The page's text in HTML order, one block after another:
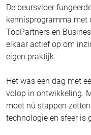
De beursvloer
kennisprogramma met
TopPartners en
elkaar actief op om
eigen praktijk.
Het was een dag met
volop in ontwikkeling.
moet nú stappen
technologie en sfeer is